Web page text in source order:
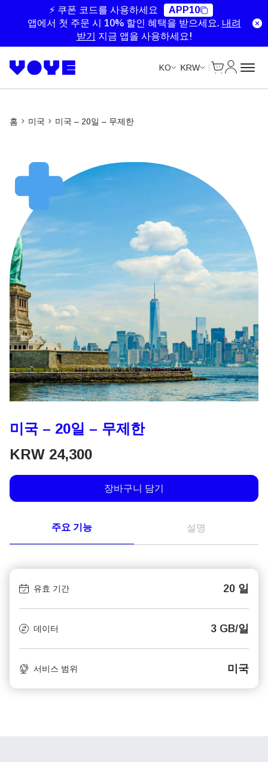
⚡ 쿠폰 코드를 사용하세요
APP10
앱에서 첫 주문 시 10% 할인 혜택을 받으세요. 내려
받기
지금 앱을 사용하세요!
KO KRW
홈 미국 미국 – 20일 – 무제한
미국 – 20일 – 무제한
KRW 24,300
장바구니 담기
주요 기능 설명
유효 기간 20 일
데이터 3 GB/일
서비스 범위 미국
Unlimited Data
Unlimited Data
Unlimited Data
Unlimited Data